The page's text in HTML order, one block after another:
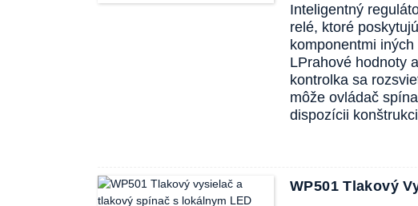
Inteligentný
relé, ktoré
komponentmi
LPrahové hodnoty
kontrolka sa
môže ovládač
dispozícii
WP501 Tlakový